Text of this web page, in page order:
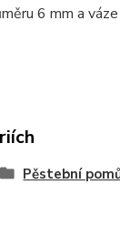
6 mm a
Pěstební